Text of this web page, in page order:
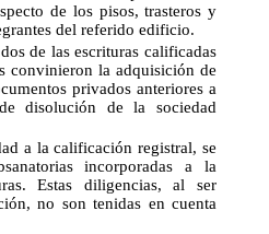
de los pisos, trasteros y
del referido edificio.
las escrituras calificadas
convinieron la adquisición de
privados anteriores a
disolución de la sociedad
calificación registral, se
incorporadas a la
Estas diligencias, al ser
no son tenidas en cuenta